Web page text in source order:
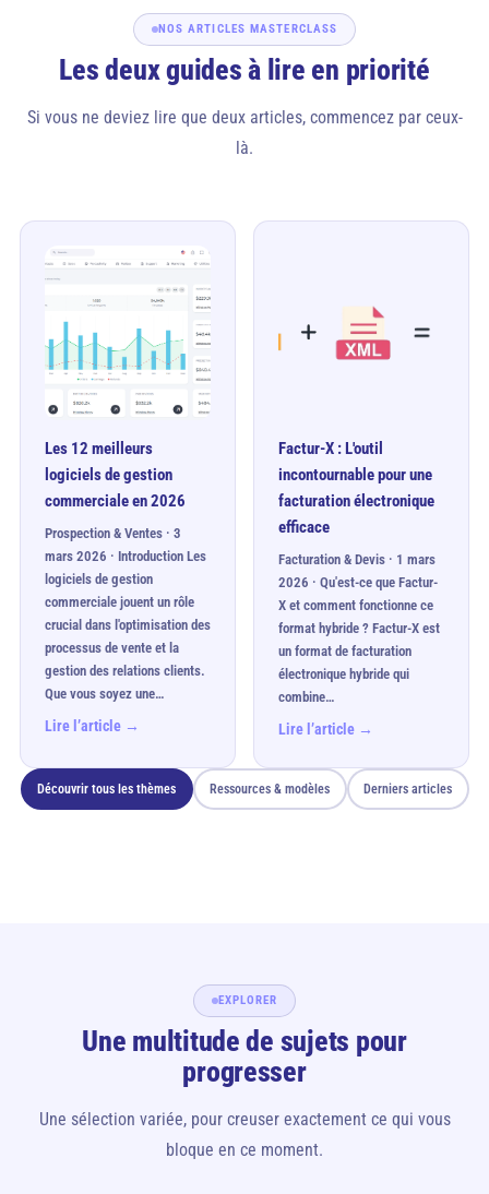
NOS ARTICLES MASTERCLASS
Les deux guides à lire en priorité
Si vous ne deviez lire que deux articles, commencez par ceux-
là.
Les 12 meilleurs
logiciels de gestion
commerciale en 2026
Prospection & Ventes · 3
mars 2026 · Introduction Les
logiciels de gestion
commerciale jouent un rôle
crucial dans l'optimisation des
processus de vente et la
gestion des relations clients.
Que vous soyez une…
Lire l’article →
Factur-X : L'outil
incontournable pour une
facturation électronique
efficace
Facturation & Devis · 1 mars
2026 · Qu'est-ce que Factur-
X et comment fonctionne ce
format hybride ? Factur-X est
un format de facturation
électronique hybride qui
combine…
Lire l’article →
Découvrir tous les thèmes Ressources & modèles Derniers articles
EXPLORER
Une multitude de sujets pour
progresser
Une sélection variée, pour creuser exactement ce qui vous
bloque en ce moment.